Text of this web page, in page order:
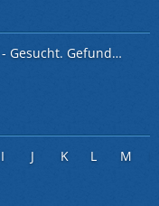
hallo! - Gesucht. Gefunden.
I J K L M